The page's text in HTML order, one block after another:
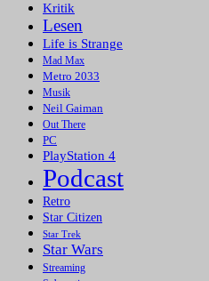
Kritik
Lesen
Life is Strange
Mad Max
Metro 2033
Musik
Neil Gaiman
Out There
PC
PlayStation 4
Podcast
Retro
Star Citizen
Star Trek
Star Wars
Streaming